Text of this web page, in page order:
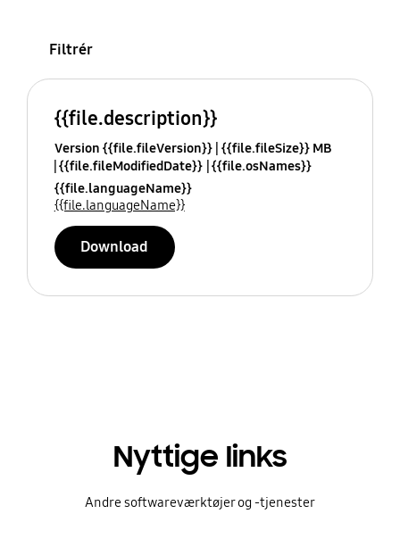
Filtrér
{{file.description}}
Version {{file.fileVersion}} {{file.fileSize}} MB
{{file.fileModifiedDate}} {{file.osNames}}
{{file.languageName}}
{{file.languageName}}
Download
Nyttige links
Andre softwareværktøjer og -tjenester